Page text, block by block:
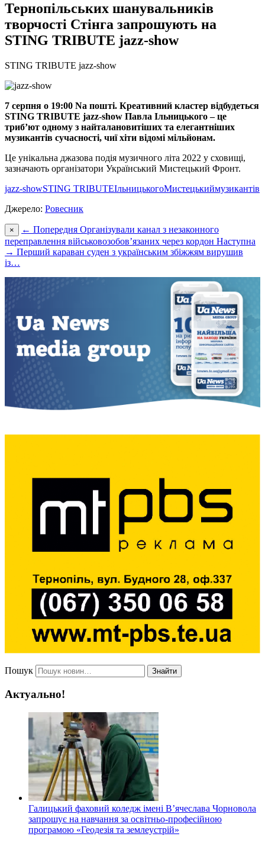
Тернопільських шанувальників
творчості Стінга запрошують на
STING TRIBUTE jazz-show
STING TRIBUTE jazz-show
7 серпня о 19:00 Na пошті. Креативний кластер відбудеться
STING TRIBUTE jazz-show Павла Ільницького – це
триб’ют одному з найталановитіших та елегантніших
музикантів сучасності, чиї хіти відомі мільйонам.
Це унікальна джазова подія музичного літа 2022 у сховищі,
зазначають організатори Український Мистецький Фронт.
jazz-showSTING TRIBUTEІльницькогоМистецькиймузикантів
Джерело: Ровесник
× ← Попередня Організували канал з незаконного
переправлення військовозобов’язаних через кордон Наступна
→ Перший караван суден з українським збіжжям вирушив
із…
Пошук Знайти
Актуально!
Галицький фаховий коледж імені В’ячеслава Чорновола
запрошує на навчання за освітньо-професійною
програмою «Геодезія та землеустрій»